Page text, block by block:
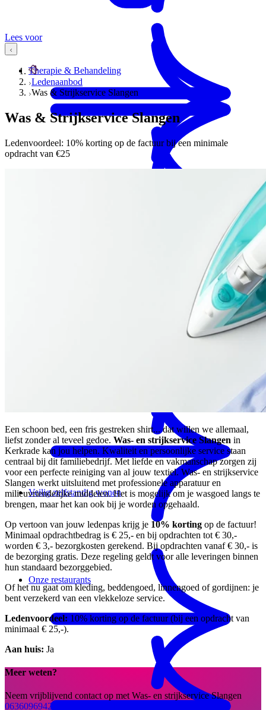
Veilig zelfstandig wonen
Therapie & Behandeling
Onze restaurants
Lees voor
Ledenaanbod
Was & Strijkservice Slangen
Was & Strijkservice Slangen
Ledenvoordeel: 10% korting op de factuur bij een minimale
opdracht van €25
Een schoon bed, een fris gestreken shirt... dat willen we allemaal,
liefst zonder al teveel gedoe. Was- en strijkservice Slangen in
Kerkrade kan jou helpen. Kwaliteit en persoonlijke service staan
centraal bij dit familiebedrijf. Met liefde en vakmanschap zorgen zij
voor een perfecte reiniging van al jouw textiel. Was- en strijkservice
Slangen werkt uitsluitend met professionele apparatuur en
milieuvriendelijke middelen. Het is mogelijk om je wasgoed langs te
brengen, maar het kan ook bij je worden opgehaald.
Op vertoon van jouw ledenpas krijg je 10% korting op de factuur!
Minimaal opdrachtbedrag is € 25,- en bij opdrachten tot € 30,-
worden € 3,- bezorgkosten gerekend. Bij opdrachten vanaf € 30,- is
de bezorging gratis. Deze regeling geldt voor alle leveringen binnen
hun standaard bezorggebied.
Of het nu gaat om kleding, beddengoed, linnengoed of gordijnen: je
bent verzekerd van een vlekkeloze service.
Ledenvoordeel: 10% korting op de factuur (bij een opdracht van
minimaal € 25,-).
Aan huis: Ja
Meer weten?
Neem vrijblijvend contact op met Was- en strijkservice Slangen
0636096942